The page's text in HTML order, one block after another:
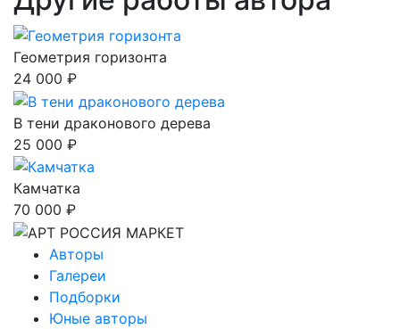
Геометрия горизонта
24 000 ₽
В тени драконового дерева
25 000 ₽
Камчатка
70 000 ₽
Авторы
Галереи
Подборки
Юные авторы